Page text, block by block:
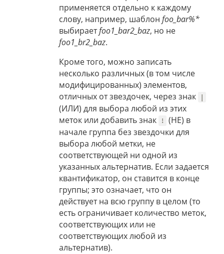
применяется отдельно к каждому
слову, например, шаблон foo_bar%*
выбираетfoo1_bar2_baz, но не
foo1_br2_baz.
Кроме того, можно записать
несколько различных (в том числе
модифицированных) элементов,
отличных от звездочек, через знак
|
(ИЛИ) для выбора любой из этих
меток или добавить знак
!
(НЕ) в
начале группа без звездочки для
выбора любой метки, не
соответствующей ни одной из
указанных альтернатив. Если задается
квантификатор, он ставится в конце
группы; это означает, что он
действует на всю группу в целом (то
есть ограничивает количество меток,
соответствующих или не
соответствующих любой из
альтернатив).